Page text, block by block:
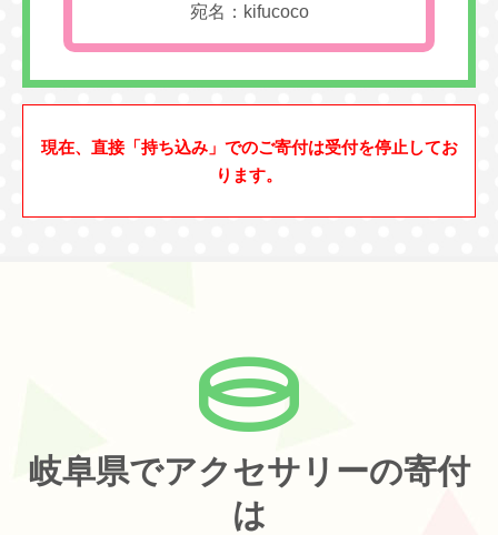
宛名：kifucoco
現在、直接「持ち込み」でのご寄付は受付を停止してお
ります。
岐阜県でアクセサリーの寄付
は